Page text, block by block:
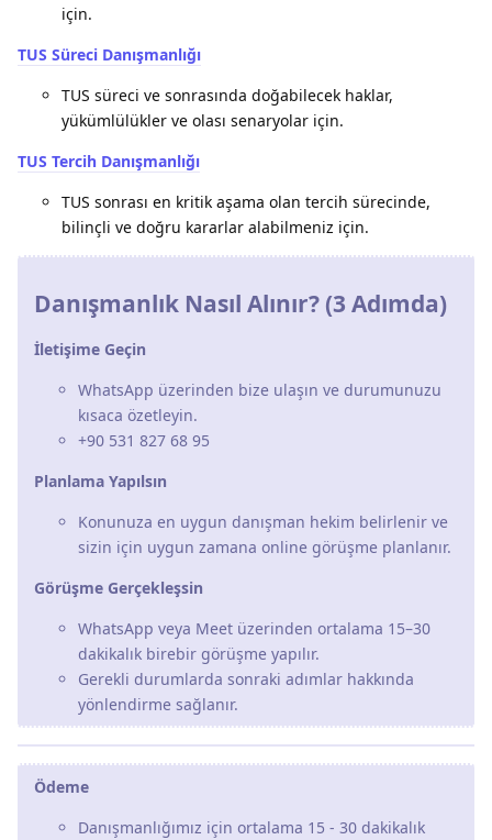
için.
TUS Süreci Danışmanlığı
TUS süreci ve sonrasında doğabilecek haklar,
yükümlülükler ve olası senaryolar için.
TUS Tercih Danışmanlığı
TUS sonrası en kritik aşama olan tercih sürecinde,
bilinçli ve doğru kararlar alabilmeniz için.
Danışmanlık Nasıl Alınır? (3 Adımda)
İletişime Geçin
WhatsApp üzerinden bize ulaşın ve durumunuzu
kısaca özetleyin.
+90 531 827 68 95
Planlama Yapılsın
Konunuza en uygun danışman hekim belirlenir ve
sizin için uygun zamana online görüşme planlanır.
Görüşme Gerçekleşsin
WhatsApp veya Meet üzerinden ortalama 15–30
dakikalık birebir görüşme yapılır.
Gerekli durumlarda sonraki adımlar hakkında
yönlendirme sağlanır.
Ödeme
Danışmanlığımız için ortalama 15 - 30 dakikalık